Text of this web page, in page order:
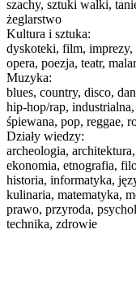
szachy, sztuki walki,
żeglarstwo
Kultura i sztuka:
dyskoteki, film,
opera, poezja, teatr,
Muzyka:
blues, country, disco,
hip-hop/rap,
śpiewana, pop, reggae,
Działy wiedzy:
archeologia,
ekonomia, etnografia,
historia, informatyka,
kulinaria, matematyka,
prawo, przyroda,
technika, zdrowie